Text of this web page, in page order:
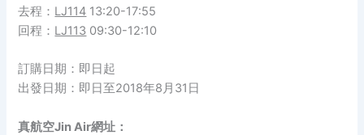
去程： LJ114 13:20-17:55
回程： LJ113 09:30-12:10
訂購日期：即日起
出發日期：即日至2018年8月31日
真航空Jin Air網址：